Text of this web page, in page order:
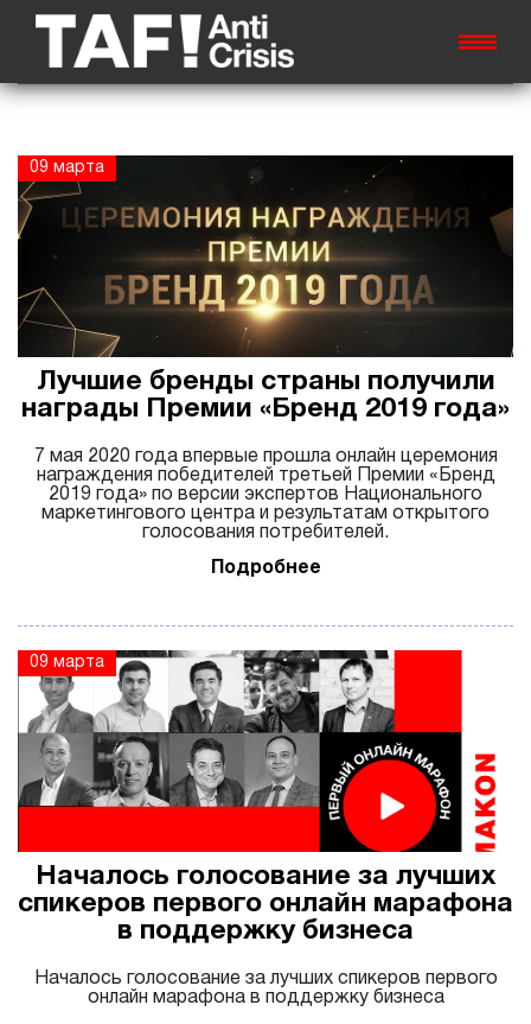
09 марта
Лучшие бренды страны получили
награды Премии «Бренд 2019 года»
7 мая 2020 года впервые прошла онлайн церемония
награждения победителей третьей Премии «Бренд
2019 года» по версии экспертов Национального
маркетингового центра и результатам открытого
голосования потребителей.
Подробнее
09 марта
Началось голосование за лучших
спикеров первого онлайн марафона
в поддержку бизнеса
Началось голосование за лучших спикеров первого
онлайн марафона в поддержку бизнеса